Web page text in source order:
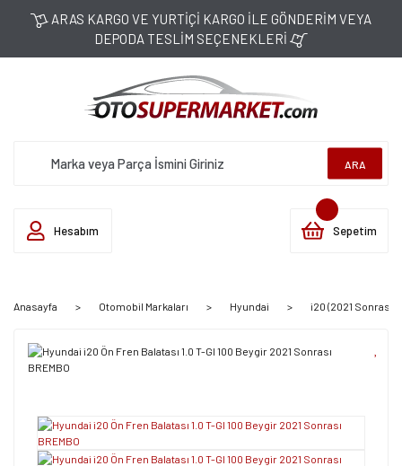
ARAS KARGO VE YURTİÇİ KARGO İLE GÖNDERİM VEYA
DEPODA TESLİM SEÇENEKLERİ
ARA
Hesabım Sepetim
Anasayfa Otomobil Markaları Hyundai i20 (2021 Sonrası)